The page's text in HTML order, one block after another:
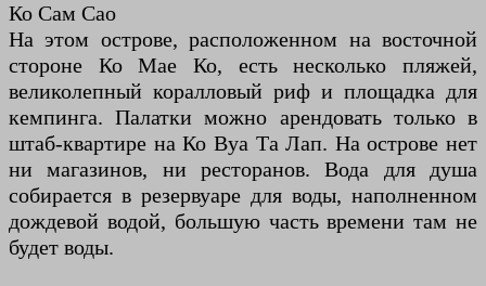
Ко Сам Сао
На этом острове, расположенном на восточной
стороне Ко Мае Ко, есть несколько пляжей,
великолепный коралловый риф и площадка для
кемпинга. Палатки можно арендовать только в
штаб-квартире на Ко Вуа Та Лап. На острове нет
ни магазинов, ни ресторанов. Вода для душа
собирается в резервуаре для воды, наполненном
дождевой водой, большую часть времени там не
будет воды.